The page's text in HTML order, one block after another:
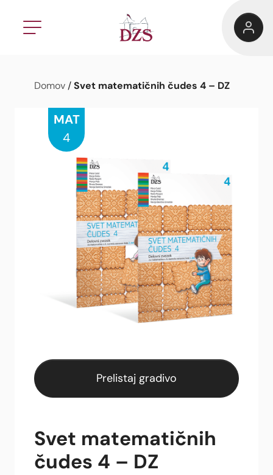
Domov / Svet matematičnih čudes 4 – DZ
MAT
4
Prelistaj gradivo
Svet matematičnih
čudes 4 – DZ